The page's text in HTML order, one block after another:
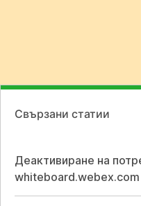
Свързани статии
Деактивиране на
whiteboard.webex.com